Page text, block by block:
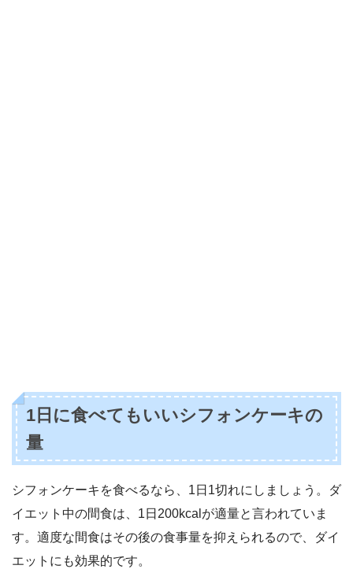
1日に食べてもいいシフォンケーキの
量
シフォンケーキを食べるなら、1日1切れにしましょう。ダ
イエット中の間食は、1日200kcalが適量と言われていま
す。適度な間食はその後の食事量を抑えられるので、ダイ
エットにも効果的です。